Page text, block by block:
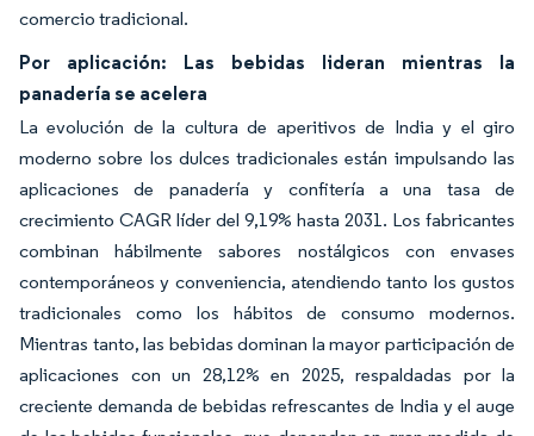
comercio tradicional.
Por aplicación: Las bebidas lideran mientras la
panadería se acelera
La evolución de la cultura de aperitivos de India y el giro
moderno sobre los dulces tradicionales están impulsando las
aplicaciones de panadería y confitería a una tasa de
crecimiento CAGR líder del 9,19% hasta 2031. Los fabricantes
combinan hábilmente sabores nostálgicos con envases
contemporáneos y conveniencia, atendiendo tanto los gustos
tradicionales como los hábitos de consumo modernos.
Mientras tanto, las bebidas dominan la mayor participación de
aplicaciones con un 28,12% en 2025, respaldadas por la
creciente demanda de bebidas refrescantes de India y el auge